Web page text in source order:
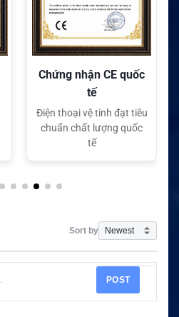
Chứng nhận CE quốc
tế
Điện thoại vệ tinh đạt tiêu
chuẩn chất lượng quốc
tế
Sort by
POST